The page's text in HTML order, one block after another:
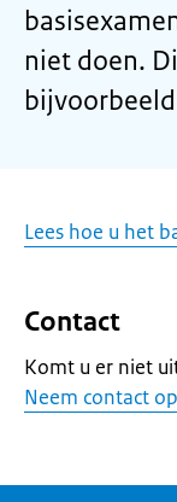
niet doen.
Lees hoe u het
Contact
Komt u er niet
Neem contact